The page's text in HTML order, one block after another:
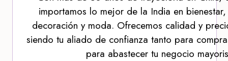
importamos lo mejor de la India en
decoración y moda. Ofrecemos calidad y
siendo tu aliado de confianza tanto para
para abastecer tu negocio